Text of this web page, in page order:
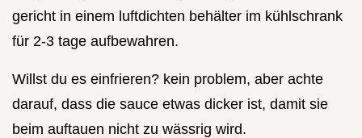
gericht in einem luftdichten behälter im kühlschrank
für 2-3 tage aufbewahren.
Willst du es einfrieren? kein problem, aber achte
darauf, dass die sauce etwas dicker ist, damit sie
beim auftauen nicht zu wässrig wird.